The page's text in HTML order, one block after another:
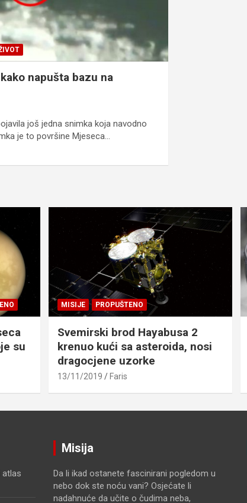
napušta bazu na
još jedna snimka koja navodno
je to površine Mjeseca…
su
MISIJE PROPUŠTENO
Svemirski brod Hayabusa 2
krenuo kući sa asteroida, nosi
dragocjene uzorke
13/11/2019 Faris
atlas
Misija
Da li ikad ostanete fascinirani pogledom u
nebo dok ste noću vani? Osjećate li
nadahnuće da učite o čudima neba,